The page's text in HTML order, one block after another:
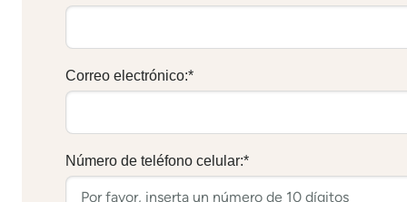
Correo electrónico:*
Número de teléfono celular:*